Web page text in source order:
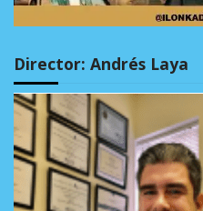
Director: Andrés Laya